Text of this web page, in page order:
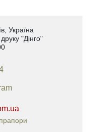
Україна
"Дінго"